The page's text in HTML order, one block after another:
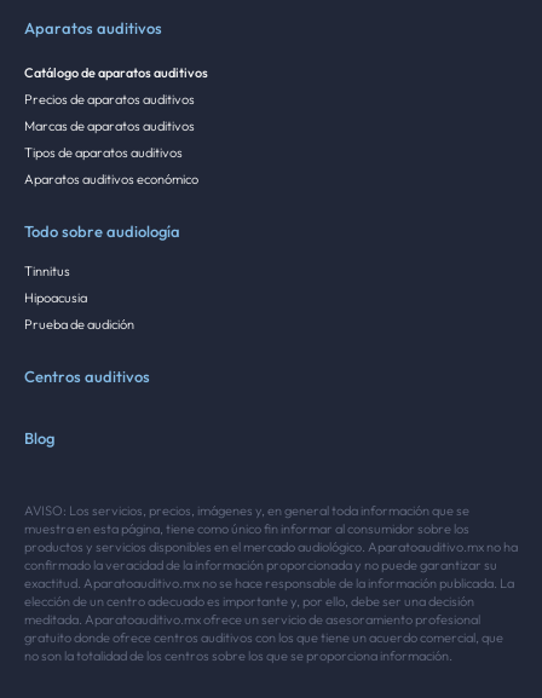
Aparatos auditivos
Catálogo de aparatos auditivos
Precios de aparatos auditivos
Marcas de aparatos auditivos
Tipos de aparatos auditivos
Aparatos auditivos económico
Todo sobre audiología
Tinnitus
Hipoacusia
Prueba de audición
Centros auditivos
Blog
AVISO: Los servicios, precios, imágenes y, en general toda información que se
muestra en esta página, tiene como único fin informar al consumidor sobre los
productos y servicios disponibles en el mercado audiológico. Aparatoauditivo.mx no ha
confirmado la veracidad de la información proporcionada y no puede garantizar su
exactitud. Aparatoauditivo.mx no se hace responsable de la información publicada. La
elección de un centro adecuado es importante y, por ello, debe ser una decisión
meditada. Aparatoauditivo.mx ofrece un servicio de asesoramiento profesional
gratuito donde ofrece centros auditivos con los que tiene un acuerdo comercial, que
no son la totalidad de los centros sobre los que se proporciona información.